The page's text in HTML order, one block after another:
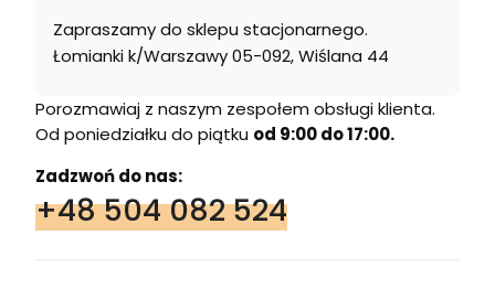
Zapraszamy do sklepu stacjonarnego.
Łomianki k/Warszawy 05-092, Wiślana 44
Porozmawiaj z naszym zespołem obsługi klienta.
Od poniedziałku do piątku od 9:00 do 17:00.
Zadzwoń do nas:
+48 504 082 524